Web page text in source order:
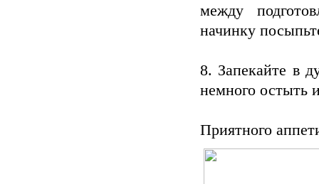
между
начинку
8. Запекайте в
немного остыть
Приятного